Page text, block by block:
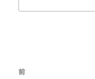
投
前
前